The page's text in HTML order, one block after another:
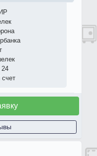
счет